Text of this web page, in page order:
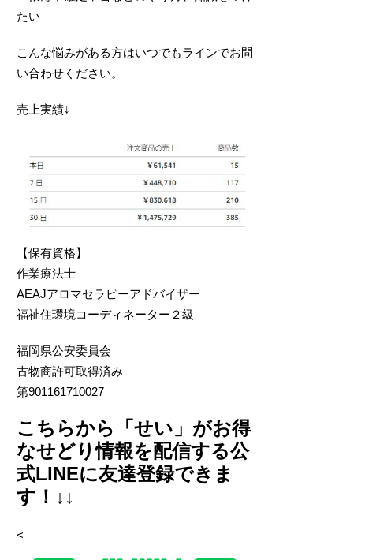
たい
こんな悩みがある方はいつでもラインでお問
い合わせください。
売上実績↓
【保有資格】
作業療法士
AEAJアロマセラピーアドバイザー
福祉住環境コーディネーター２級
福岡県公安委員会
古物商許可取得済み
第901161710027
こちらから「せい」がお得
なせどり情報を配信する公
式LINEに友達登録できま
す！↓↓
<